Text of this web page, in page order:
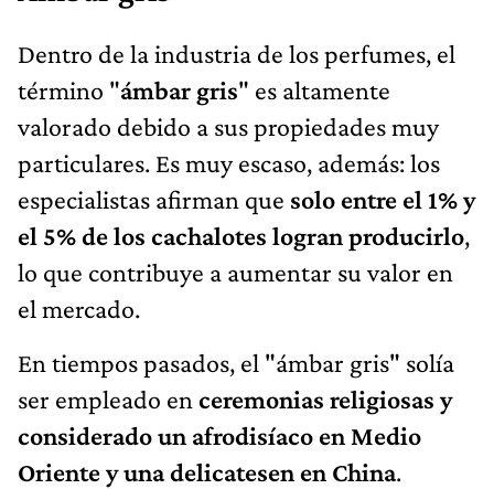
Dentro de la industria de los perfumes, el
término "ámbar gris" es altamente
valorado debido a sus propiedades muy
particulares. Es muy escaso, además: los
especialistas afirman que solo entre el 1% y
el 5% de los cachalotes logran producirlo,
lo que contribuye a aumentar su valor en
el mercado.
En tiempos pasados, el "ámbar gris" solía
ser empleado en ceremonias religiosas y
considerado un afrodisíaco en Medio
Oriente y una delicatesen en China.